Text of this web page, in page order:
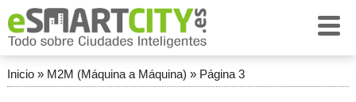
Inicio» M2M (Máquina a Máquina) » Página 3